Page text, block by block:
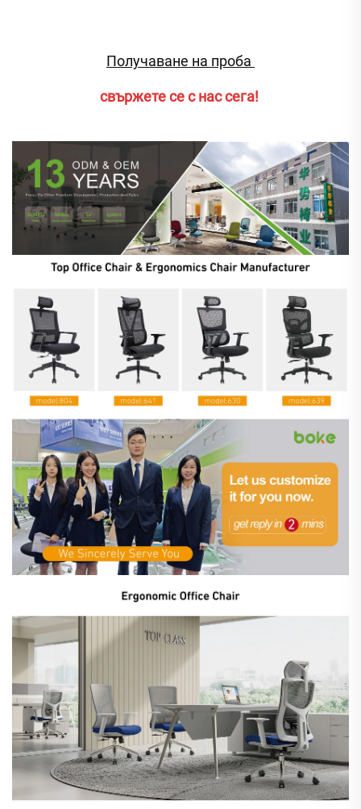
Получаване на проба
свържете се с нас сега!